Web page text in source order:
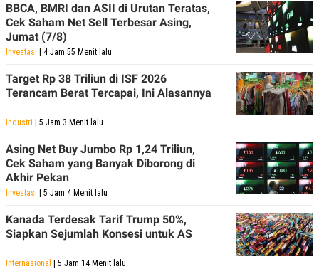
BBCA, BMRI dan ASII di Urutan Teratas,
Cek Saham Net Sell Terbesar Asing,
Jumat (7/8)
Investasi | 4 Jam 55 Menit lalu
Target Rp 38 Triliun di ISF 2026
Terancam Berat Tercapai, Ini Alasannya
Industri | 5 Jam 3 Menit lalu
Asing Net Buy Jumbo Rp 1,24 Triliun,
Cek Saham yang Banyak Diborong di
Akhir Pekan
Investasi | 5 Jam 4 Menit lalu
Kanada Terdesak Tarif Trump 50%,
Siapkan Sejumlah Konsesi untuk AS
Internasional | 5 Jam 14 Menit lalu